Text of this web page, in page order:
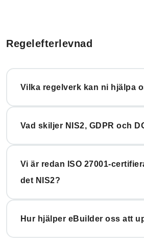
Regelefterlevnad
Vilka regelverk kan ni hjälpa
Vad skiljer NIS2, GDPR och
Vi är redan ISO 27001-
det NIS2?
Hur hjälper eBuilder oss att